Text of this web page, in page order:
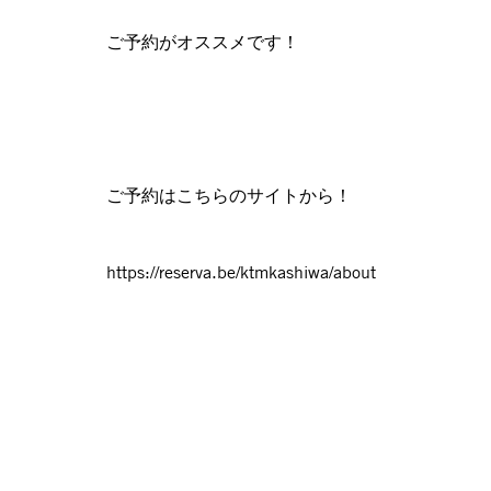
ご予約がオススメです！
ご予約はこちらのサイトから！
https://reserva.be/ktmkashiwa/about